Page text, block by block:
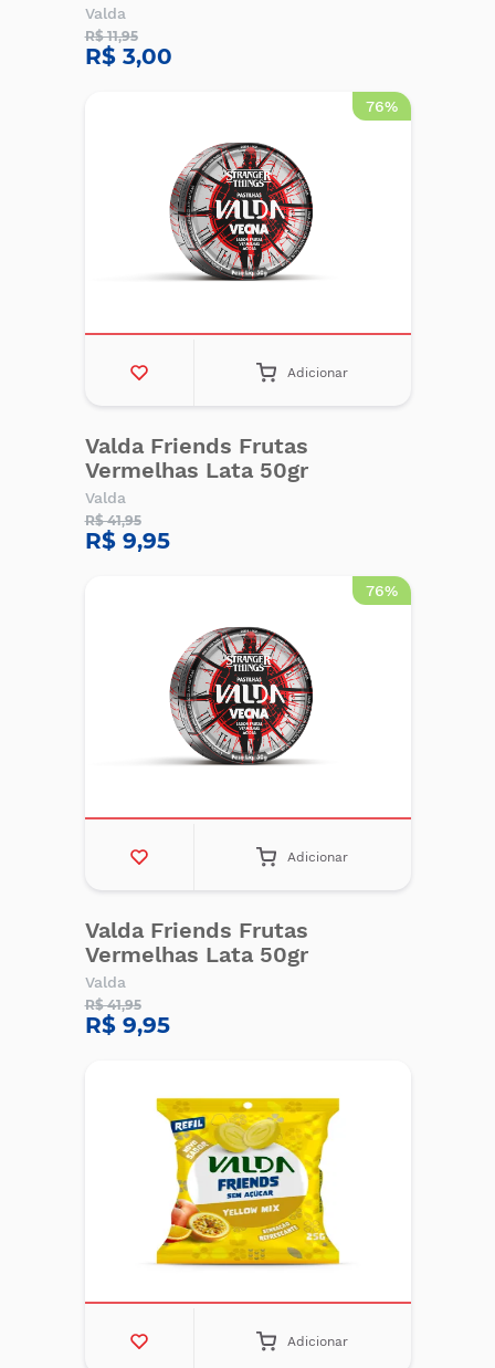
Valda
R$ 11,95
R$ 3,00
76%
Adicionar
Valda Friends Frutas
Vermelhas Lata 50gr
Valda
R$ 41,95
R$ 9,95
76%
Adicionar
Valda Friends Frutas
Vermelhas Lata 50gr
Valda
R$ 41,95
R$ 9,95
Adicionar